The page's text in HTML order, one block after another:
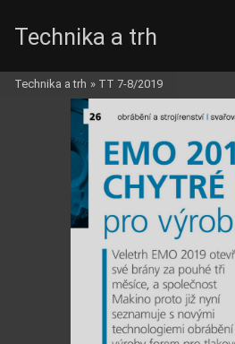
Technika a trh
Technika a trh » TT 7-8/2019